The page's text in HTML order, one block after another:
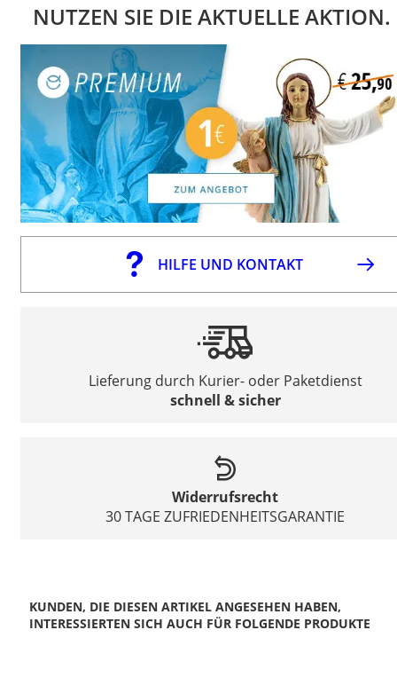
NUTZEN SIE DIE AKTUELLE AKTION.
HILFE UND KONTAKT
Lieferung durch Kurier- oder Paketdienst
schnell & sicher
Widerrufsrecht
30 TAGE ZUFRIEDENHEITSGARANTIE
KUNDEN, DIE DIESEN ARTIKEL ANGESEHEN HABEN,
INTERESSIERTEN SICH AUCH FÜR FOLGENDE PRODUKTE